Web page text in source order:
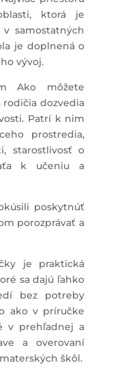
ktorá je
samostatných
je doplnená o
vývoj.
Ako môžete
dozvedia
Patrí k nim
prostredia,
starostlivosť o
k učeniu a
poskytnúť
porozprávať a
je praktická
sa dajú ľahko
bez potreby
ako v príručke
v prehľadnej a
a overovaní
škôl.